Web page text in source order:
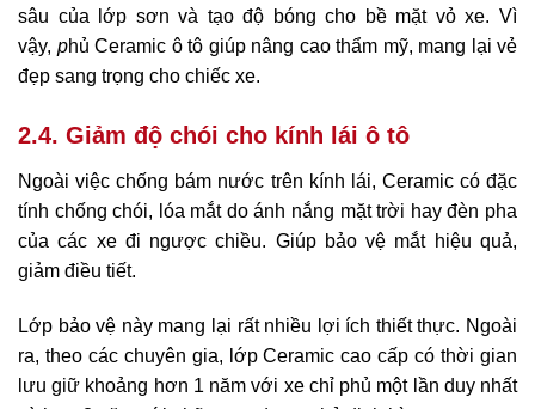
sâu của lớp sơn và tạo độ bóng cho bề mặt vỏ xe. Vì
vậy, phủ Ceramic ô tô giúp nâng cao thẩm mỹ, mang lại vẻ
đẹp sang trọng cho chiếc xe.
2.4. Giảm độ chói cho kính lái ô tô
Ngoài việc chống bám nước trên kính lái, Ceramic có đặc
tính chống chói, lóa mắt do ánh nắng mặt trời hay đèn pha
của các xe đi ngược chiều. Giúp bảo vệ mắt hiệu quả,
giảm điều tiết.
Lớp bảo vệ này mang lại rất nhiều lợi ích thiết thực. Ngoài
ra, theo các chuyên gia, lớp Ceramic cao cấp có thời gian
lưu giữ khoảng hơn 1 năm với xe chỉ phủ một lần duy nhất